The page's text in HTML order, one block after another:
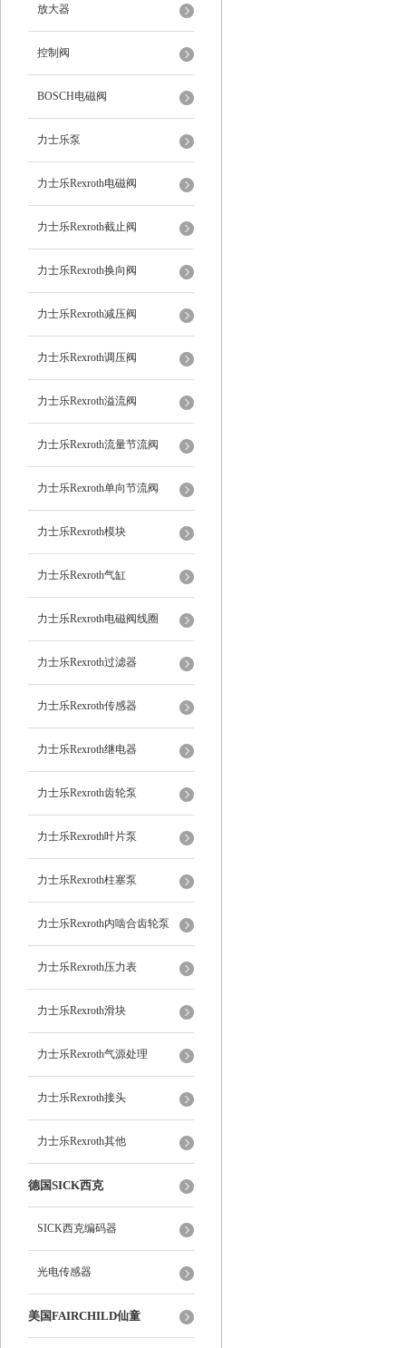
放大器
控制阀
BOSCH电磁阀
力士乐泵
力士乐Rexroth电磁阀
力士乐Rexroth截止阀
力士乐Rexroth换向阀
力士乐Rexroth减压阀
力士乐Rexroth调压阀
力士乐Rexroth溢流阀
力士乐Rexroth流量节流阀
力士乐Rexroth单向节流阀
力士乐Rexroth模块
力士乐Rexroth气缸
力士乐Rexroth电磁阀线圈
力士乐Rexroth过滤器
力士乐Rexroth传感器
力士乐Rexroth继电器
力士乐Rexroth齿轮泵
力士乐Rexroth叶片泵
力士乐Rexroth柱塞泵
力士乐Rexroth内啮合齿轮泵
力士乐Rexroth压力表
力士乐Rexroth滑块
力士乐Rexroth气源处理
力士乐Rexroth接头
力士乐Rexroth其他
德国SICK西克
SICK西克编码器
光电传感器
美国FAIRCHILD仙童